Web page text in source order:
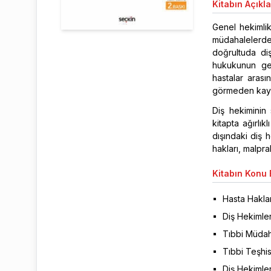
Kitabın
Genel
doğrultuda
hukukunun
hastalar
görmeden
Diş hekiminin
kitapta
dışındaki diş
hakları,
Kitabın Konu
Hasta
Diş
Tıbbi
Tıbbi
Diş